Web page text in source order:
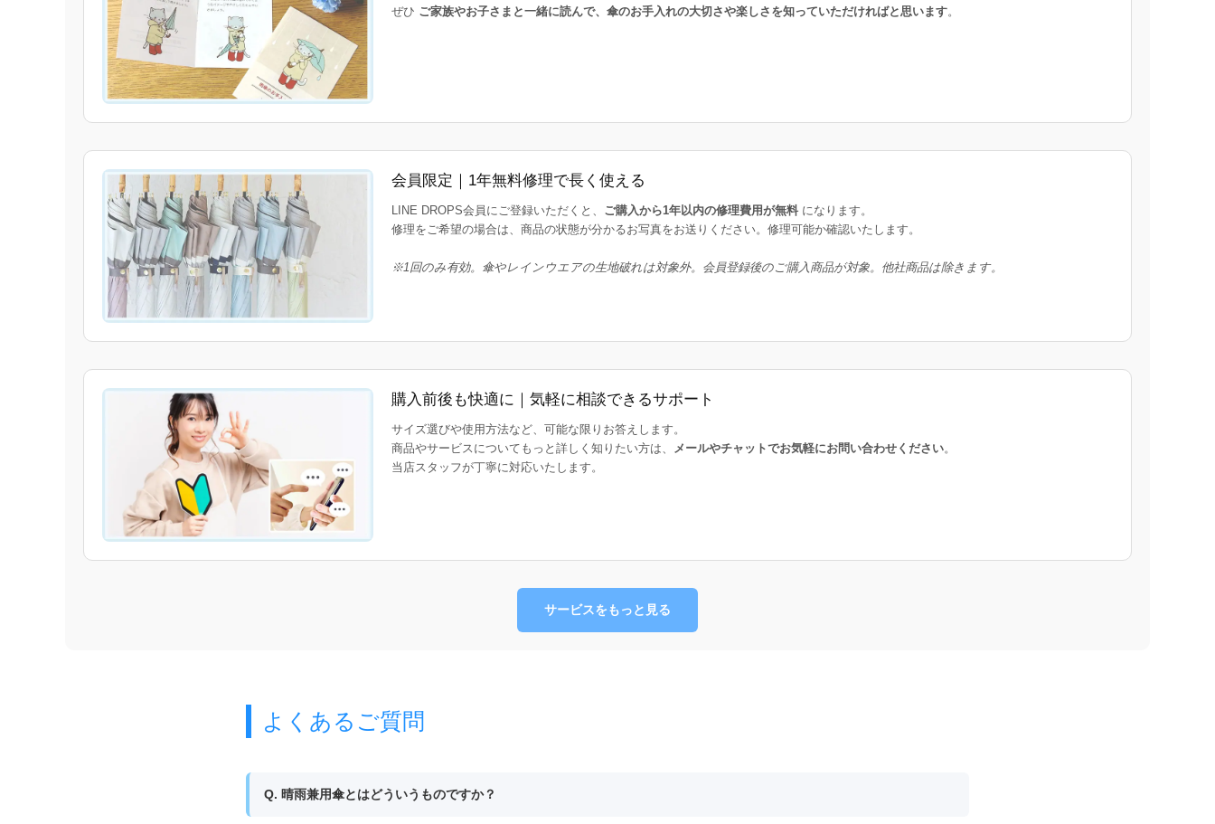
ぜひ ご家族やお子さまと一緒に読んで、傘のお手入れの大切さや楽しさを知っていただければと思います。
会員限定｜1年無料修理で長く使える
LINE DROPS会員にご登録いただくと、 ご購入から1年以内の修理費用が無料になります。
修理をご希望の場合は、商品の状態が分かるお写真をお送りください。修理可能か確認いたします。
※1回のみ有効。傘やレインウエアの生地破れは対象外。会員登録後のご購入商品が対象。他社商品は除きます。
購入前後も快適に｜気軽に相談できるサポート
サイズ選びや使用方法など、可能な限りお答えします。
商品やサービスについてもっと詳しく知りたい方は、 メールやチャットでお気軽にお問い合わせください。
当店スタッフが丁寧に対応いたします。
サービスをもっと見る
よくあるご質問
Q. 晴雨兼用傘とはどういうものですか？